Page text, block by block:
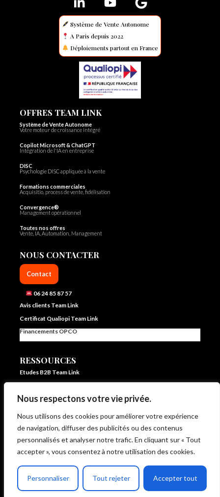
Nous respectons votre vie privée.
Nous utilisons des cookies pour améliorer votre expérience
de navigation, diffuser des publicités ou des contenus
personnalisés et analyser notre trafic. En cliquant sur « Tout
accepter », vous consentez à notre utilisation des cookies.
Personnaliser Tout rejeter Accepter tout
Système de Vente Autonome
A Paris depuis 2022
Déploiements partout en France
OFFRES TEAM LINK
Système de Vente Autonome
Votre moteur de croissance intégré
Copilot Microsoft & ChatGPT
Intégration de l'IA en entreprise
DISC
Psychologie DISC appliquée à la vente
Formations commerciales
Acquisitio, process de vente, fidélisation
Convergence®
Management opérationnel
Toutes nos offres
Vente, IA, Automation, Management
NOUS CONTACTER
Contact
06 24 85 87 57
Avis clients Team Link
Certificat Qualiopi Team Link
Financements OPCO
RESSOURCES
Etudes B2B Team Link
Blog IA et vente – Team Link
Livrets d’accueil et statistiques
Règlement intérieur
CG de Vente et d’Utilisation
Politique de protection des données